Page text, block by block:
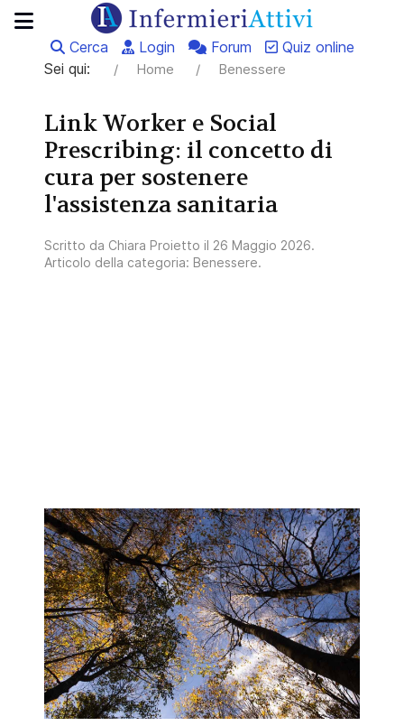
Cerca Login Forum
Quiz online
Sei qui:
Home Benessere
Link Worker e Social
Prescribing: il concetto di
cura per sostenere
l'assistenza sanitaria
Scritto da Chiara Proietto il 26 Maggio 2026.
Articolo della categoria: Benessere.